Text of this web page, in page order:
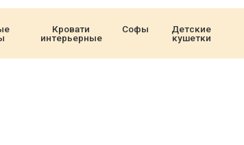
Кровати
интерьерные
Софы
Детские
кушетки